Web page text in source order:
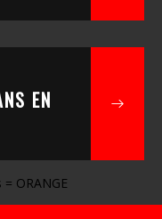
EN
= ORANGE